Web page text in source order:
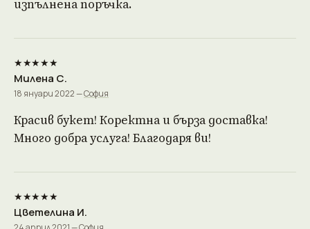
изпълнена поръчка.
★★★★★
Милена С.
18 януари 2022 —София
Красив букет! Коректна и бърза доставка!
Много добра услуга! Благодаря ви!
★★★★★
Цветелина И.